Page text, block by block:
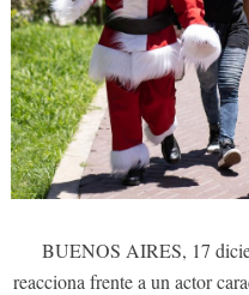
BUENOS AIRES, 17
reacciona frente a un actor